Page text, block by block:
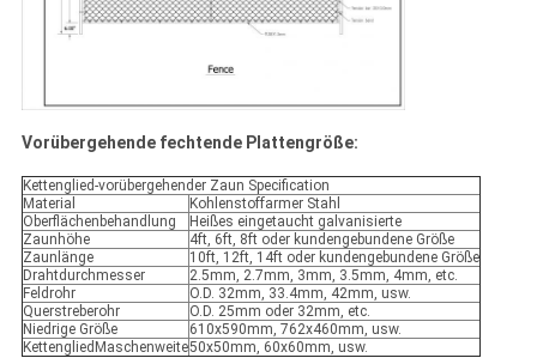
Vorübergehende fechtende Plattengröße:
Kettenglied-vorübergehender Zaun Specification
Material
Kohlenstoffarmer Stahl
Oberflächenbehandlung
Heißes eingetaucht galvanisierte
Zaunhöhe
4ft, 6ft, 8ft oder kundengebundene Größe
Zaunlänge
10ft, 12ft, 14ft oder kundengebundene Größe
Drahtdurchmesser
2.5mm, 2.7mm, 3mm, 3.5mm, 4mm, etc.
Feldrohr
O.D. 32mm, 33.4mm, 42mm, usw.
Querstreberohr
O.D. 25mm oder 32mm, etc.
Niedrige Größe
610x590mm, 762x460mm, usw.
KettengliedMaschenweite50x50mm, 60x60mm, usw.